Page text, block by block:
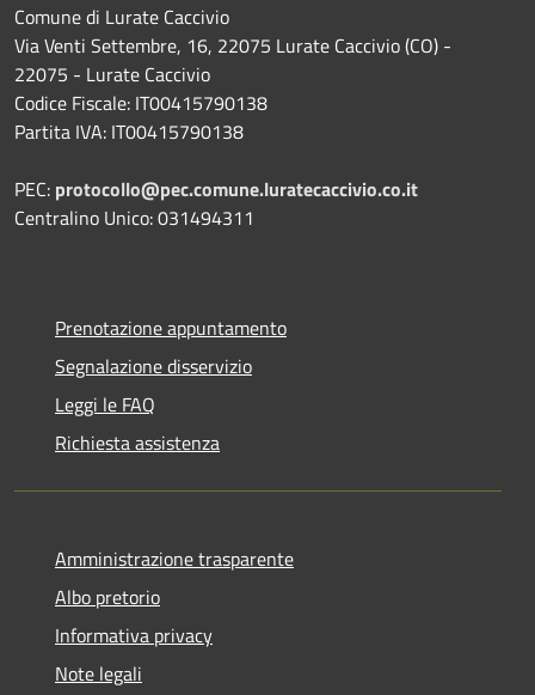
Comune di Lurate Caccivio
Via Venti Settembre, 16, 22075 Lurate Caccivio (CO) -
22075 - Lurate Caccivio
Codice Fiscale: IT00415790138
Partita IVA: IT00415790138
PEC: protocollo@pec.comune.luratecaccivio.co.it
Centralino Unico: 031494311
Prenotazione appuntamento
Segnalazione disservizio
Leggi le FAQ
Richiesta assistenza
Amministrazione trasparente
Albo pretorio
Informativa privacy
Note legali